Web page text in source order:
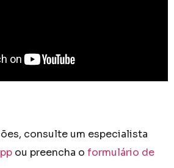
consulte um especialista
ou preencha o formulário de